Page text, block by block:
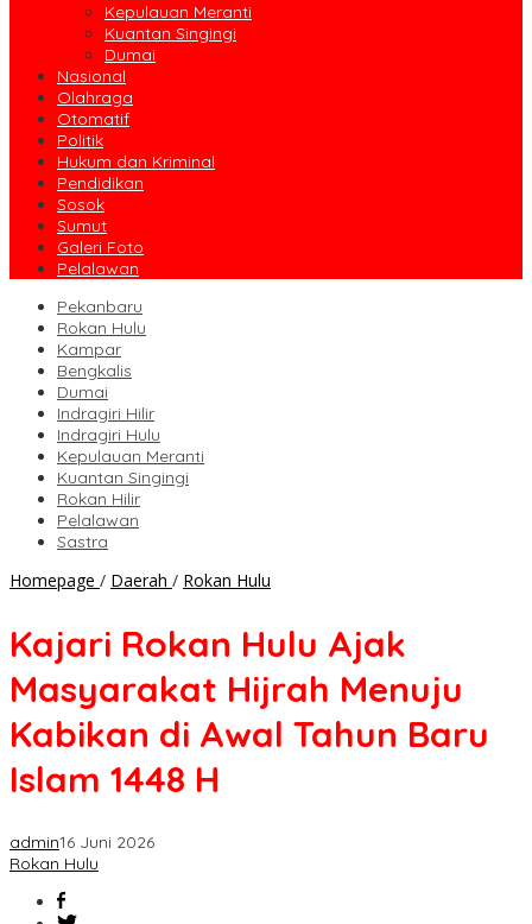
Kepulauan Meranti
Kuantan Singingi
Dumai
Nasional
Olahraga
Otomatif
Politik
Hukum dan Kriminal
Pendidikan
Sosok
Sumut
Galeri Foto
Pelalawan
Pekanbaru
Rokan Hulu
Kampar
Bengkalis
Dumai
Indragiri Hilir
Indragiri Hulu
Kepulauan Meranti
Kuantan Singingi
Rokan Hilir
Pelalawan
Sastra
Homepage / Daerah / Rokan Hulu
Ajak
Masyarakat
Hijrah
Kabikan
Kajari Rokan Hulu Ajak
Masyarakat Hijrah Menuju
Kabikan di Awal Tahun Baru
Islam 1448 H
admin16 Juni 2026
Rokan Hulu